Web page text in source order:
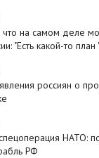
что на самом деле
"Есть какой-то план
россиян о
НАТО:
РФ